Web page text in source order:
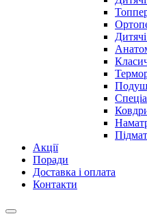
Акції
Поради
Доставка і оплата
Контакти